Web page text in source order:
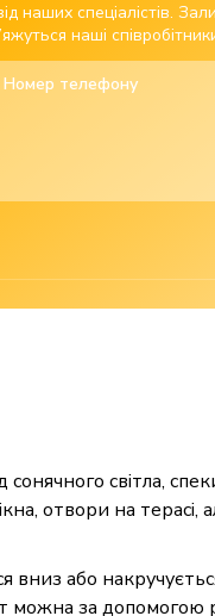
наших спеціалістів.
наші
світла,
отвори на терасі,
або
можна за допомогою